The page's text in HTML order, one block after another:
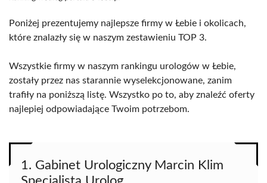
Poniżej prezentujemy najlepsze firmy w Łebie i okolicach,
które znalazły się w naszym zestawieniu TOP 3.
Wszystkie firmy w naszym rankingu urologów w Łebie,
zostały przez nas starannie wyselekcjonowane, zanim
trafiły na poniższą listę. Wszystko po to, aby znaleźć oferty
najlepiej odpowiadające Twoim potrzebom.
1. Gabinet Urologiczny Marcin Klim